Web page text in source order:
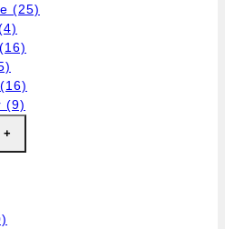
(25)
(16)
(16)
(9)
+